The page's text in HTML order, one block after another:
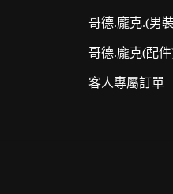
哥德.龐克.(男
哥德.龐克(配
客人專屬訂單